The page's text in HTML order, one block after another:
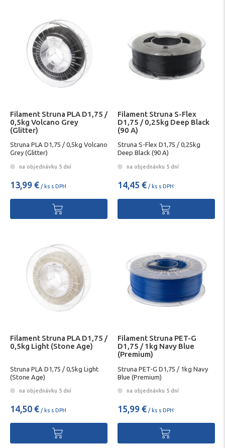
Filament Struna PLA D1,75 /
0,5kg Volcano Grey
(Glitter)
Struna PLA D1,75 / 0,5kg Volcano
Grey (Glitter)
na objednávku 5 dní
13,99 € / ks s DPH
Filament Struna S-Flex
D1,75 / 0,25kg Deep Black
(90 A)
Struna S-Flex D1,75 / 0,25kg
Deep Black (90 A)
na objednávku 5 dní
14,45 € / ks s DPH
Filament Struna PLA D1,75 /
0,5kg Light (Stone Age)
Struna PLA D1,75 / 0,5kg Light
(Stone Age)
na objednávku 5 dní
14,50 € / ks s DPH
Filament Struna PET-G
D1,75 / 1kg Navy Blue
(Premium)
Struna PET-G D1,75 / 1kg Navy
Blue (Premium)
na objednávku 5 dní
15,99 € / ks s DPH